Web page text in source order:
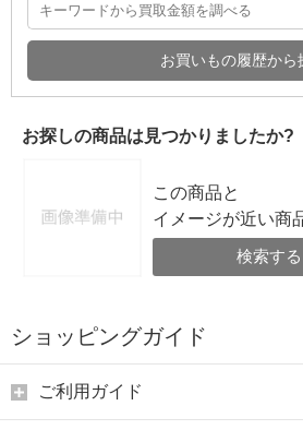
お買いもの履歴から
お探しの商品は見つかりましたか?
この商品と
イメージが近い商
検索する
ショッピングガイド
ご利用ガイド